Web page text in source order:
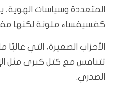
المتعددة وسياسات الهوية،
كفسيفساء ملونة لكنها
الأحزاب الصغيرة، التي
تتنافس مع كتل كبرى مثل
الصدري.